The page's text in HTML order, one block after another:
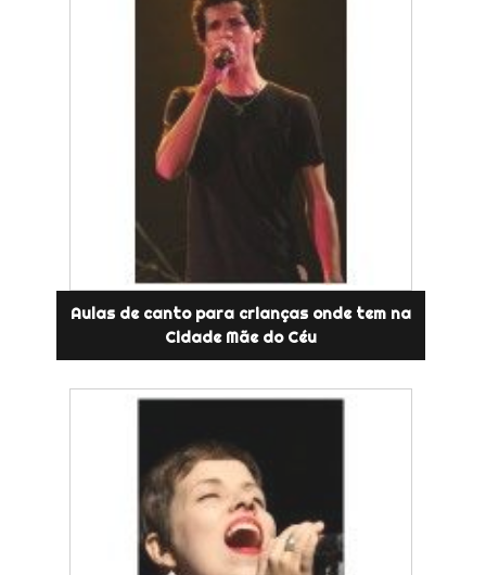
Aulas de canto para crianças onde tem na
Cidade Mãe do Céu